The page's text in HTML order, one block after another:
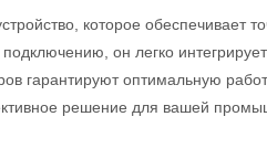
которое обеспечивает
подключению, он легко
гарантируют оптимальную
решение для вашей